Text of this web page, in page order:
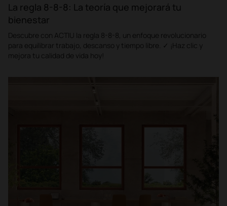
La regla 8-8-8: La teoría que mejorará tu
bienestar
Descubre con ACTIU la regla 8-8-8, un enfoque revolucionario
para equilibrar trabajo, descanso y tiempo libre. ✓ ¡Haz clic y
mejora tu calidad de vida hoy!